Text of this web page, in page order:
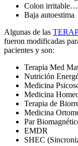
Colon irritable…
Baja autoestima
Algunas de las
fueron modificadas
pacientes y son:
Terapia Med
Nutrición
Medicina
Medicina
Terapia de
Medicina
Par
EMDR
SHEC